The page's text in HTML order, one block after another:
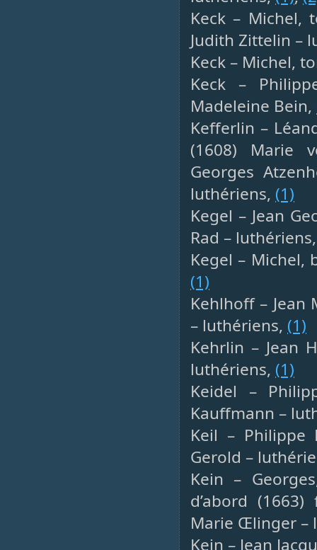
Keck – Michel,
Judith Zittelin –
Keck – Michel,
Keck –
Madeleine Bein,
Kefferlin –
(1608) Marie
Georges
luthériens, (1)
Kegel – Jean
Rad –
Kegel – Michel,
(1)
Kehlhoff – Jean
– luthériens, (1)
Kehrlin – Jean
luthériens, (1)
Keidel –
Kauffmann –
Keil – Philippe
Gerold –
Kein –
d’abord
Marie Œlinger –
Kein – Jean